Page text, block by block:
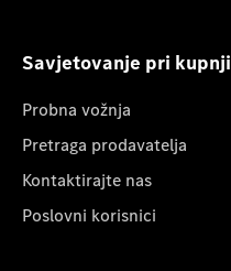
Savjetovanje pri kupnji
Probna vožnja
Pretraga prodavatelja
Kontaktirajte nas
Poslovni korisnici